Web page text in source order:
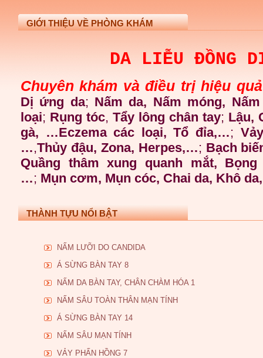
GIỚI THIỆU VỀ PHÒNG KHÁM
DA LIỄU ĐỒNG
Chuyên khám và điều trị hiệu
Dị ứng da; Nấm da, Nấm móng,
loại; Rụng tóc, Tẩy lông chân tay; Lậu,
gà, …Eczema các loại, Tổ đỉa,…;
…,Thủy đậu, Zona, Herpes,…; Bạch
Quầng thâm xung quanh mắt,
…; Mụn cơm, Mụn cóc, Chai da, Khô
THÀNH TỰU NỔI BẬT
NẤM LƯỠI DO CANDIDA
Á SỪNG BÀN TAY 8
NẤM DA BÀN TAY, CHÂN CHÀM HÓA 1
NẤM SÂU TOÀN THÂN MẠN TÍNH
Á SỪNG BÀN TAY 14
NẤM SÂU MẠN TÍNH
VẢY PHẤN HỒNG 7